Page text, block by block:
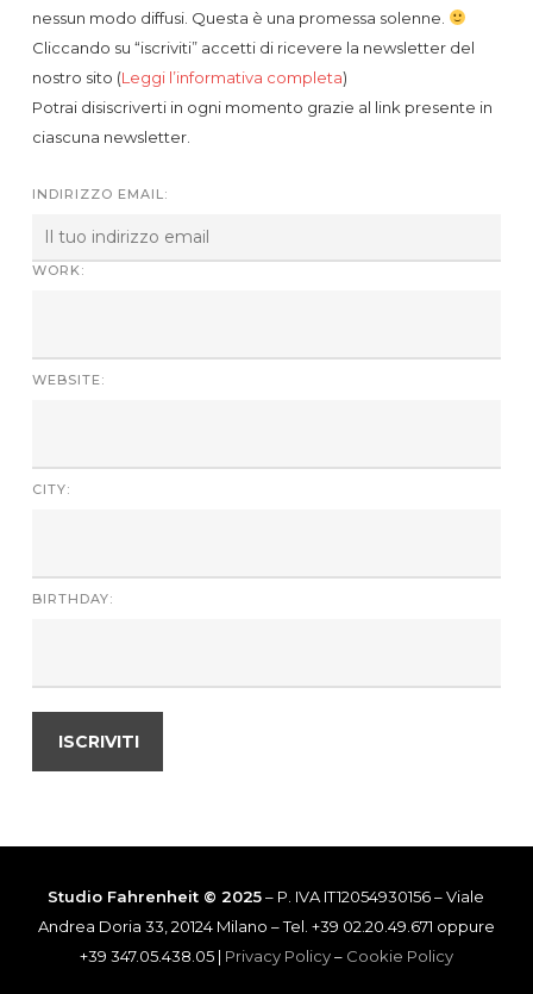
nessun modo diffusi. Questa è una promessa solenne.
Cliccando su “iscriviti” accetti di ricevere la newsletter del
nostro sito (Leggi l’informativa completa)
Potrai disiscriverti in ogni momento grazie al link presente in
ciascuna newsletter.
INDIRIZZO EMAIL:
WORK:
WEBSITE:
CITY:
BIRTHDAY:
Studio Fahrenheit © 2025– P. IVA IT12054930156 – Viale
Andrea Doria 33, 20124 Milano – Tel. +39 02.20.49.671 oppure
+39 347.05.438.05 | Privacy Policy– Cookie Policy